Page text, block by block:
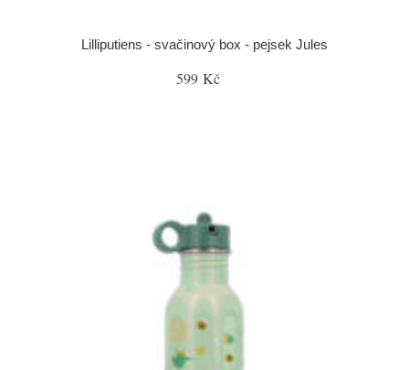
Lilliputiens - svačinový box - pejsek Jules
599 Kč